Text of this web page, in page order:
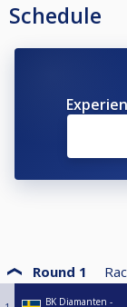
Schedule
Round 1
BK Diamanten -